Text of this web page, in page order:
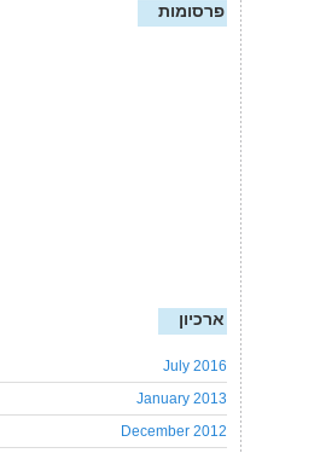
פרסומות
ארכיון
July 2016
January 2013
December 2012